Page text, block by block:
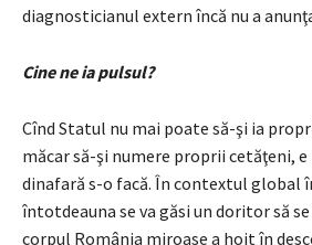
diagnosticianul extern încă nu a
Cine ne ia pulsul?
Cînd Statul nu mai poate să-şi ia
măcar să-şi numere proprii cetăţeni, e
dinafară s-o facă. În contextul global
întotdeauna se va găsi un doritor să
corpul România miroase a hoit în